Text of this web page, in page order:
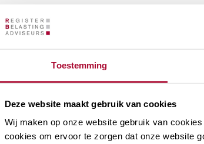
Toestemming
Deze website maakt gebruik van cookies
Wij maken op onze website gebruik van
cookies om ervoor te zorgen dat onze website
vertellen: Zo
vereniging!